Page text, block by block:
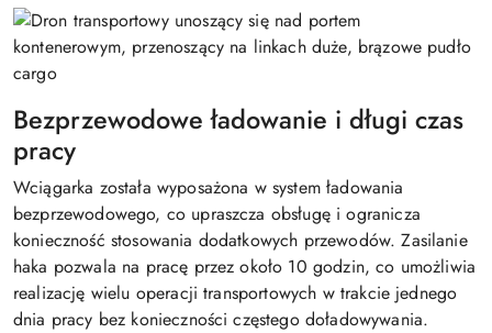
Bezprzewodowe ładowanie i długi czas
pracy
Wciągarka została wyposażona w system ładowania
bezprzewodowego, co upraszcza obsługę i ogranicza
konieczność stosowania dodatkowych przewodów. Zasilanie
haka pozwala na pracę przez około 10 godzin, co umożliwia
realizację wielu operacji transportowych w trakcie jednego
dnia pracy bez konieczności częstego doładowywania.